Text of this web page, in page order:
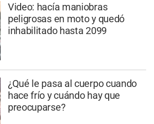
Video: hacía maniobras
peligrosas en moto y quedó
inhabilitado hasta 2099
¿Qué le pasa al cuerpo cuando
hace frío y cuándo hay que
preocuparse?